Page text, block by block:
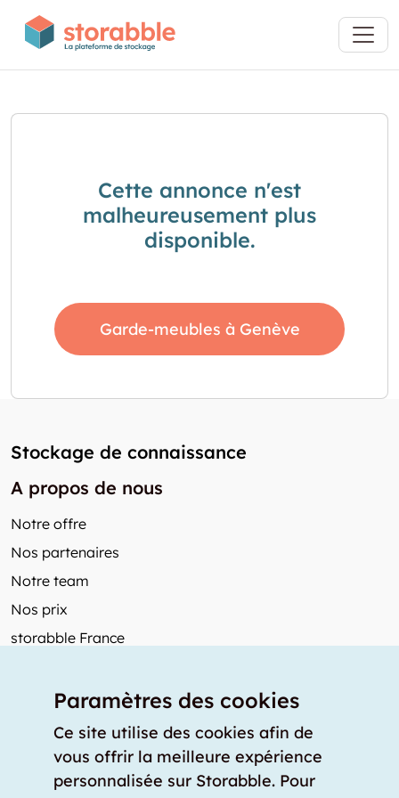
Cette annonce n'est
malheureusement plus
disponible.
Garde-meubles à Genève
Stockage de connaissance
A propos de nous
Notre offre
Nos partenaires
Notre team
Nos prix
storabble France
Articles de presse
Comment calculer la capacité d'un garde-meuble?
Quel est le tarif moyen d'un garde-meuble?
Paramètres des cookies
Ce site utilise des cookies afin de
vous offrir la meilleure expérience
personnalisée sur Storabble. Pour